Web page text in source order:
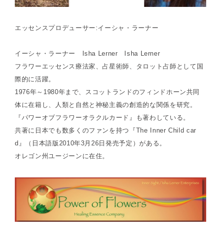
エッセンスプロデューサー:イーシャ・ラーナー
イーシャ・ラーナー Isha Lerner Isha Lerner
フラワーエッセンス療法家、占星術師、タロット占師として国
際的に活躍。
1976年～1980年まで、スコットランドのフィンドホーン共同
体に在籍し、人類と自然と神秘主義の創造的な関係を研究。
『パワーオブフラワーオラクルカード』も著わしている。
共著に日本でも数多くのファンを持つ『The Inner Child car
d』（日本語版2010年3月26日発売予定）がある。
オレゴン州ユージーンに在住。